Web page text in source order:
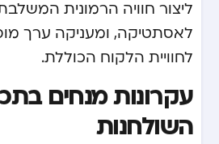
ליצור חוויה הרמונית המשלבת
לאסתטיקה, ומעניקה ערך
לחוויית הלקוח הכוללת.
עקרונות מנחים
השולחנות